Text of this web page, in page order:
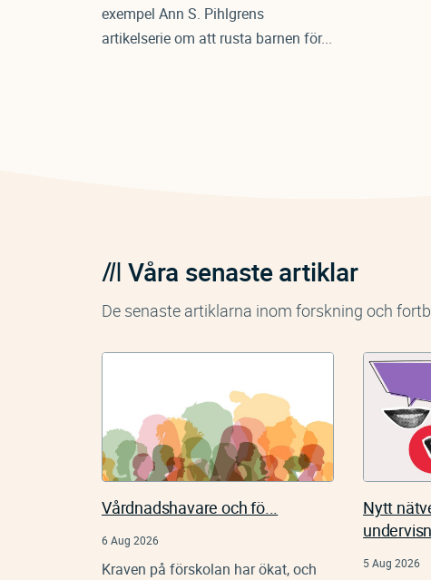
exempel Ann S. Pihlgrens
artikelserie om att rusta barnen för...
Våra senaste artiklar
De senaste artiklarna inom forskning och
Vårdnadshavare och fö...
6 Aug 2026
Kraven på förskolan har ökat, och
Nytt
5 Aug 2026